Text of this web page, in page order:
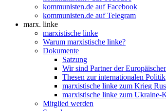
kommunisten.de auf Facebook
kommunisten.de auf Telegram
marx. linke
marxistische linke
Warum marxistische linke?
Dokumente
Satzung
Wir sind Partner der
Thesen zur internationalen Politik
marxistische linke zum Krieg
marxistische linke zum Ukraine-
Mitglied werden